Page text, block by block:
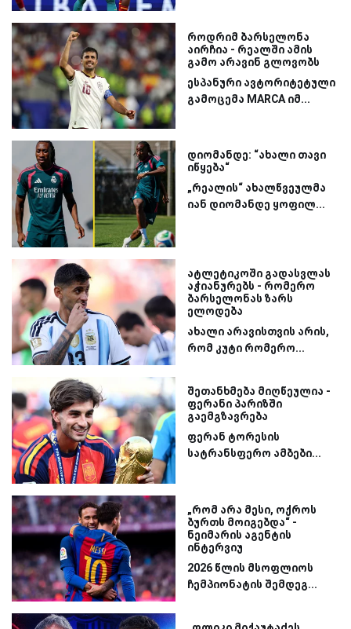
როდრიმ ბარსელონა
აირჩია - რეალში ამის
გამო არავინ გლოვობს
ესპანური ავტორიტეტული
გამოცემა MARCA იმ...
დიომანდე: “ახალი თავი
იწყება“
„რეალის“ ახალწვეულმა
იან დიომანდე ყოფილ...
ატლეტიკოში გადასვლას
აჭიანურებს - რომერო
ბარსელონას ზარს
ელოდება
ახალი არავისთვის არის,
რომ კუტი რომერო...
შეთანხმება მიღწეულია -
ფერანი პარიზში
გაემგზავრება
ფერან ტორესის
სატრანსფერო ამბები...
„რომ არა მესი, ოქროს
ბურთს მოიგებდა“ -
ნეიმარის აგენტის
ინტერვიუ
2026 წლის მსოფლიოს
ჩემპიონატის შემდეგ...